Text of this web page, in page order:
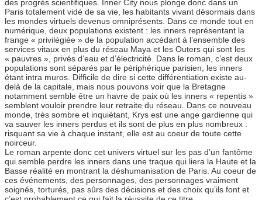
des progrès scientifiques. Inner City nous plonge donc dans un
Paris totalement vidé de sa vie, les habitants vivant désormais dans
les mondes virtuels devenus omniprésents. Dans ce monde tout en
numérique, deux populations existent : les inners représentant la
frange « privilégiée » de la population accédant à l’ensemble des
services vitaux en plus du réseau Maya et les Outers qui sont les
« pauvres », privés d’eau et d’électricité. Dans le roman, c’est deux
populations sont séparés par le périphérique parisien, les inners
étant intra muros. Difficile de dire si cette différentiation existe au-
delà de la capitale, mais nous pouvons voir que la Bretagne
notamment semble être un havre de paix où les inners « repentis »
semblent vouloir prendre leur retraite du réseau. Dans ce nouveau
monde, très sombre et inquiétant, Krys est une ange gardienne qui
va sauver les inners perdus et ils sont de plus en plus nombreux :
risquant sa vie à chaque instant, elle est au coeur de toute cette
noirceur.
Le roman arpente donc cet univers virtuel sur les pas d’un fantôme
qui semble perdre les inners dans une traque qui liera la Haute et la
Basse réalité en montrant la déshumanisation de Paris. Au coeur de
ces événements, des personnages, des personnages vraiment
soignés, torturés, pas sûrs des décisions et des choix qu’ils font et